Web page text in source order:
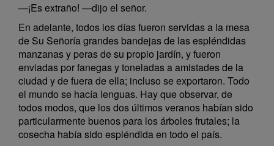
—¡Es extraño! —dijo el señor.
En adelante, todos los días fueron servidas a la mesa
de Su Señoría grandes bandejas de las espléndidas
manzanas y peras de su propio jardín, y fueron
enviadas por fanegas y toneladas a amistades de la
ciudad y de fuera de ella; incluso se exportaron. Todo
el mundo se hacía lenguas. Hay que observar, de
todos modos, que los dos últimos veranos habían sido
particularmente buenos para los árboles frutales; la
cosecha había sido espléndida en todo el país.